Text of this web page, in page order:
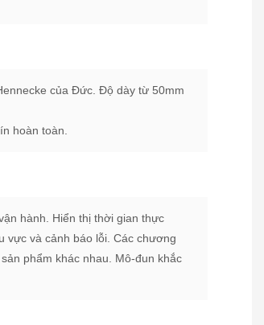
của Đức. Độ dày từ 50mm
hoàn toàn.
hành. Hiển thị thời gian thực
vực và cảnh báo lỗi. Các chương
phẩm khác nhau. Mô-đun khắc